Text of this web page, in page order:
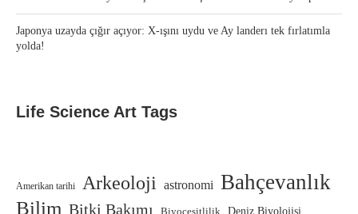
Japonya uzayda çığır açıyor: X-ışını uydu ve Ay landerı tek fırlatımla
yolda!
Life Science Art Tags
Amerikan tarihi Arkeoloji astronomi Bahçevanlık
Bilim Bitki Bakımı Biyoçeşitlilik Deniz Biyolojisi